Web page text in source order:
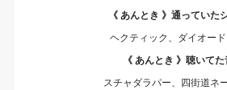
《 あんとき 》通っていた
ヘクティック、ダイオー
《 あんとき 》聴いて
スチャダラパー、四街道ネ